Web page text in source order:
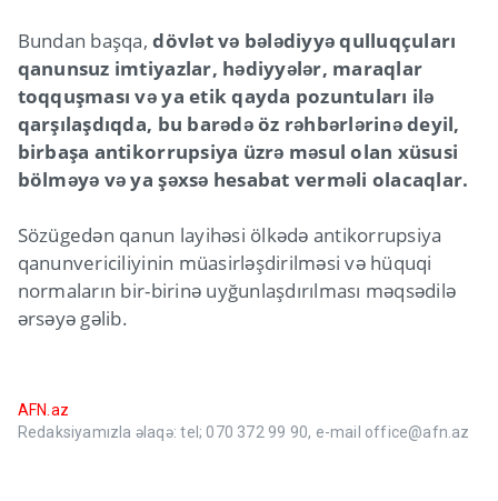
Bundan başqa,dövlət və bələdiyyə qulluqçuları
qanunsuz imtiyazlar, hədiyyələr, maraqlar
toqquşması və ya etik qayda pozuntuları ilə
qarşılaşdıqda, bu barədə öz rəhbərlərinə deyil,
birbaşa antikorrupsiya üzrə məsul olan xüsusi
bölməyə və ya şəxsə hesabat verməli olacaqlar.
Sözügedən qanun layihəsi ölkədə antikorrupsiya
qanunvericiliyinin müasirləşdirilməsi və hüquqi
normaların bir-birinə uyğunlaşdırılması məqsədilə
ərsəyə gəlib.
AFN.az
Redaksiyamızla əlaqə: tel; 070 372 99 90, e-mail office@afn.az